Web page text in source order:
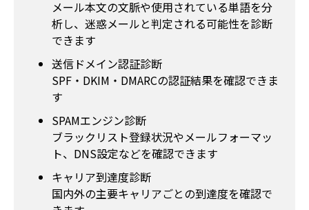
メール本文の文脈や使用されている単語を分
析し、迷惑メールと判定される可能性を診断
できます
送信ドメイン認証診断
SPF・DKIM・DMARCの認証結果を確認できま
す
SPAMエンジン診断
ブラックリスト登録状況やメールフォーマッ
ト、DNS設定などを確認できます
キャリア到達度診断
国内外の主要キャリアごとの到達度を確認で